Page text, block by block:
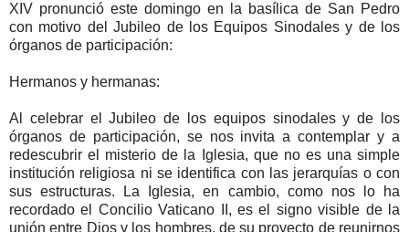
XIV pronunció este domingo en la basílica de San Pedro
con motivo del Jubileo de los Equipos Sinodales y de los
órganos de participación:
Hermanos y hermanas:
Al celebrar el Jubileo de los equipos sinodales y de los
órganos de participación, se nos invita a contemplar y a
redescubrir el misterio de la Iglesia, que no es una simple
institución religiosa ni se identifica con las jerarquías o con
sus estructuras. La Iglesia, en cambio, como nos lo ha
recordado el Concilio Vaticano II, es el signo visible de la
unión entre Dios y los hombres, de su proyecto de reunirnos